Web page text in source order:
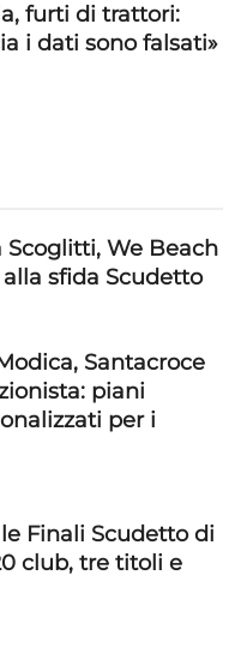
furti di trattori:
i dati sono falsati»
Scoglitti, We Beach
sfida Scudetto
Santacroce
piani
per i
Finali Scudetto di
club, tre titoli e